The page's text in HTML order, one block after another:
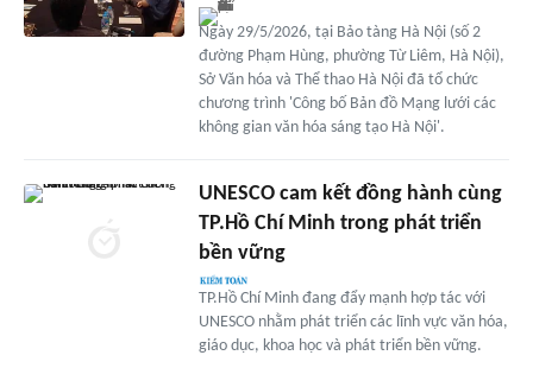
Ngày 29/5/2026, tại Bảo tàng Hà Nội (số 2
đường Phạm Hùng, phường Từ Liêm, Hà Nội),
Sở Văn hóa và Thể thao Hà Nội đã tổ chức
chương trình 'Công bố Bản đồ Mạng lưới các
không gian văn hóa sáng tạo Hà Nội'.
UNESCO cam kết đồng hành cùng
TP.Hồ Chí Minh trong phát triển
bền vững
TP.Hồ Chí Minh đang đẩy mạnh hợp tác với
UNESCO nhằm phát triển các lĩnh vực văn hóa,
giáo dục, khoa học và phát triển bền vững.